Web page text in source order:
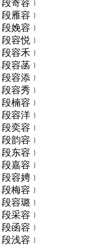
寄容﹜
雁容﹜
娩容﹜
容悦﹜
容禾﹜
容菡﹜
容添﹜
容秀﹜
楠容﹜
容洋﹜
奕容﹜
韵容﹜
东容﹜
嘉容﹜
容娉﹜
梅容﹜
容璐﹜
采容﹜
函容﹜
浅容﹜